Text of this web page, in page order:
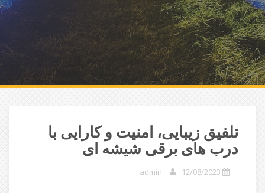
تلفیق زیبایی، امنیت و کارایی با
درب های برقی شیشه ای
12/08/2023
admin